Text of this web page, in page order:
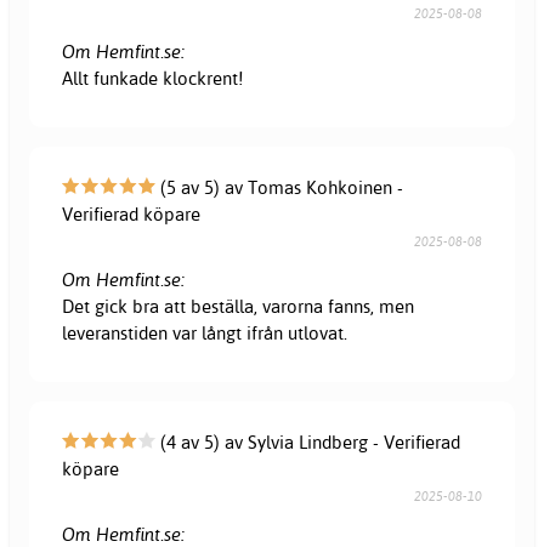
2025-08-08
Om Hemfint.se:
Allt funkade klockrent!
(5 av 5) av Tomas Kohkoinen -
Verifierad köpare
2025-08-08
Om Hemfint.se:
Det gick bra att beställa, varorna fanns, men
leveranstiden var långt ifrån utlovat.
(4 av 5) av Sylvia Lindberg - Verifierad
köpare
2025-08-10
Om Hemfint.se: